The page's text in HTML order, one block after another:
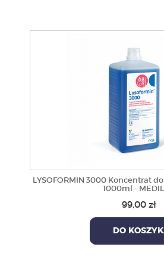
LYSOFORMIN 3000 Koncentrat
1000ml -
99,00 zł
DO